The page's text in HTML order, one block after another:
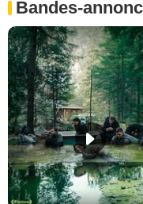
Bandes-